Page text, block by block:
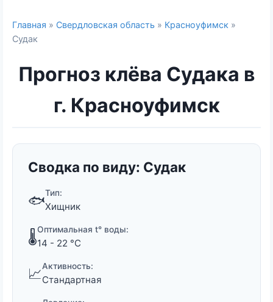
Главная » Свердловская область » Красноуфимск »
Судак
Прогноз клёва Судака в
г. Красноуфимск
Сводка по виду: Судак
🐟Тип:
Хищник
🌡️Оптимальная t° воды:
14 - 22 °C
📈Активность:
Стандартная